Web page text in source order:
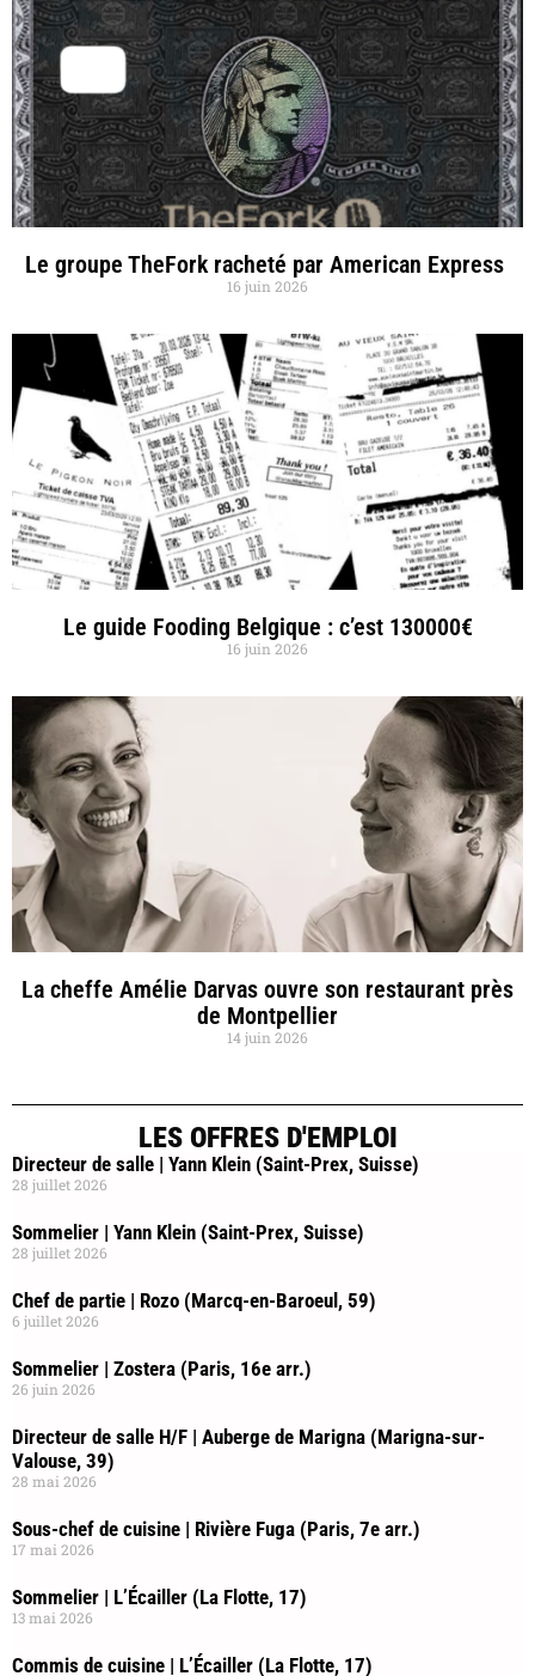
Le groupe TheFork racheté par American Express
16 juin 2026
Le guide Fooding Belgique : c’est 130000€
16 juin 2026
La cheffe Amélie Darvas ouvre son restaurant près
de Montpellier
14 juin 2026
LES OFFRES D'EMPLOI
Directeur de salle | Yann Klein (Saint-Prex, Suisse)
28 juillet 2026
Sommelier | Yann Klein (Saint-Prex, Suisse)
28 juillet 2026
Chef de partie | Rozo (Marcq-en-Baroeul, 59)
6 juillet 2026
Sommelier | Zostera (Paris, 16e arr.)
26 juin 2026
Directeur de salle H/F | Auberge de Marigna (Marigna-sur-
Valouse, 39)
28 mai 2026
Sous-chef de cuisine | Rivière Fuga (Paris, 7e arr.)
17 mai 2026
Sommelier | L’Écailler (La Flotte, 17)
13 mai 2026
Commis de cuisine | L’Écailler (La Flotte, 17)